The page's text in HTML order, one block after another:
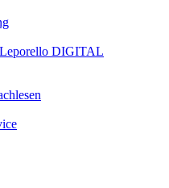
DIGITAL